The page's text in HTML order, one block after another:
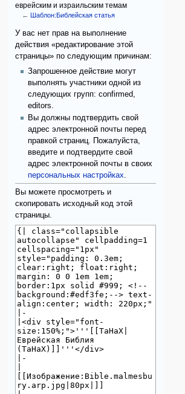
еврейским и израильским темам
←Шаблон:Библейская статья
Перейти
к
навигации
Перейти
к
поиску
У вас нет прав на выполнение
действия «редактирование этой
страницы» по следующим причинам:
Запрошенное действие могут
выполнять участники одной из
следующих групп: confirmed,
editors.
Вы должны подтвердить свой
адрес электронной почты перед
правкой страниц. Пожалуйста,
введите и подтвердите свой
адрес электронной почты в своих
персональных настройках.
Вы можете просмотреть и
скопировать исходный код этой
страницы.